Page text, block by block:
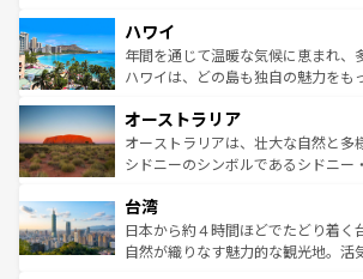
ば市内交通費無料で観光を楽しむこともで
着のスイス情報はコンテンツ一覧
のような巨大都市は、観光、ショッ
ンメントが詰まった刺激的なスポッ
西部には大自然が広がり、グランド
部のニューオーリンズでは、音楽と
文化が魅力。旅行者はアメリカの各
しみながら、その多様性と豊かな歴
ならではの贅沢な旅のスタイルだ。 なお、新着のアメリカ
情報はコンテンツ一覧を参照してほ
ハワイ
年間を通じて温暖な気候に恵まれ、
ハワイは、どの島も独自の魅力をも
ワイ島は見逃せない。また、定番の
島だが、静かな自然を求めるならマ
おすすめ。エメラルドグリーンに輝
れるおもてなしの心で訪れる人々を
人々、おいしいローカルフードやハ
ク、伝統的なフラダンスなど、すべ
オーストラリア
オーストラリアは、壮大な自然と多
シドニーのシンボルであるシドニー
リアリーフや大陸中央部にそびえる
ク）、タスマニアの美しい原生林や
ど、見どころがたくさん。また、カ
台湾
日本から約４時間ほどでたどり着く
自然が織りなす魅力的な観光地。活